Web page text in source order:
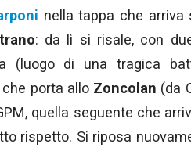
nella tappa che
: da lì si risale, con
(luogo di una tragica
porta allo Zoncolan (da
quella seguente che
rispetto. Si riposa